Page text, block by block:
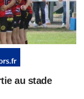
au stade